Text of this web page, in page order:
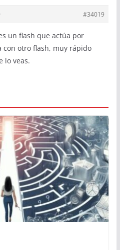
#34019
un flash que actúa por
con otro flash, muy rápido
lo veas.